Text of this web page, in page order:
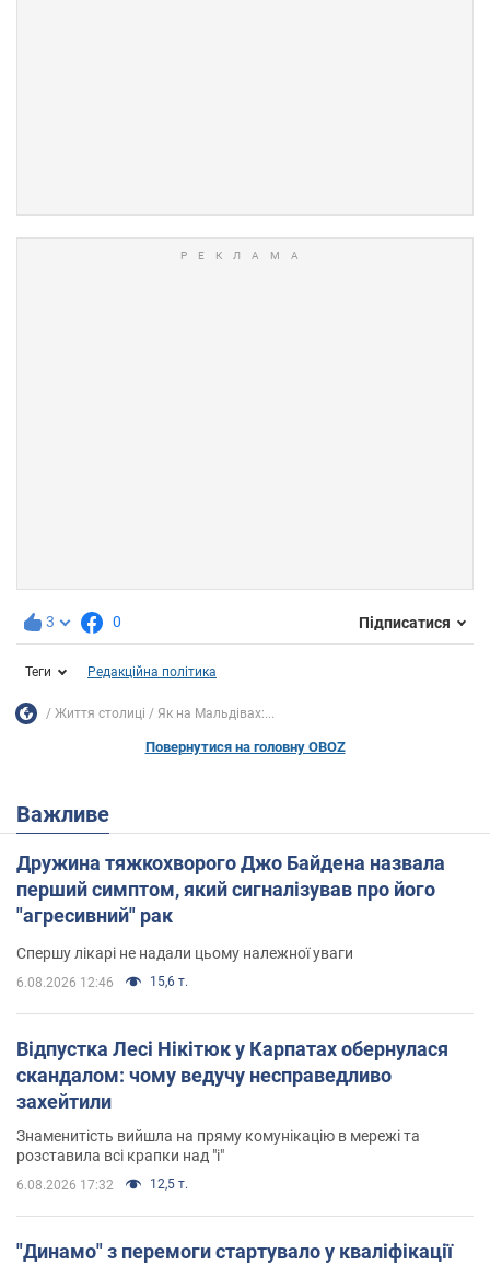
3 0 Підписатися
Теги Редакційна політика
Життя столиці Як на Мальдівах:...
Повернутися на головну OBOZ
Важливе
Дружина тяжкохворого Джо Байдена назвала
перший симптом, який сигналізував про його
"агресивний" рак
Спершу лікарі не надали цьому належної уваги
6.08.2026 12:46 15,6 т.
Відпустка Лесі Нікітюк у Карпатах обернулася
скандалом: чому ведучу несправедливо
захейтили
Знаменитість вийшла на пряму комунікацію в мережі та
розставила всі крапки над "і"
6.08.2026 17:32 12,5 т.
"Динамо" з перемоги стартувало у кваліфікації